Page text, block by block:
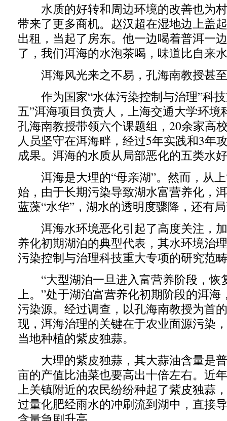
水质的好转和周边环境的改善也为
带来了更多商机。赵汉超在湿地边上盖
出租，当起了房东。他一边喝着普洱一
了，我们洱海的水泡茶喝，味道比自来
洱海风光来之不易，孔海南教授甚
作为国家“水体污染控制与治理”科技
五”洱海项目负责人，上海交通大学环境
孔海南教授带领六个课题组，20余家高
人员坚守在洱海畔，经过5年实践和3年
成果。洱海的水质从局部恶化的五类水
洱海是大理的“母亲湖”。然而，从上
始，由于长期污染导致湖水富营养化，
蓝藻“水华”，湖水的透明度骤降，还有
洱海水环境恶化引起了高度关注，
养化初期湖泊的典型代表，其水环境治
污染控制与治理科技重大专项的研究范
“大型湖泊一旦进入富营养阶段，恢
上。”处于湖泊富营养化初期阶段的洱海
污染源。经过调查，以孔海南教授为首
现，洱海治理的关键在于农业面源污染
当地种植的紫皮独蒜。
大理的紫皮独蒜，其大蒜油含量是
亩的产值比油菜也要高出十倍左右。近
上关镇附近的农民纷纷种起了紫皮独蒜
过量化肥经雨水的冲刷流到湖中，直接